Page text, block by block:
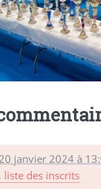
janvier 2024 à
liste des inscrits